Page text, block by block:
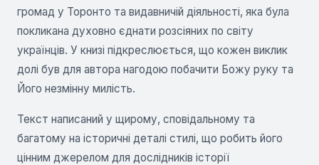
громад у Торонто та видавничій діяльності, яка була
покликана духовно єднати розсіяних по світу
українців. У книзі підкреслюється, що кожен виклик
долі був для автора нагодою побачити Божу руку та
Його незмінну милість.
Текст написаний у щирому, сповідальному та
багатому на історичні деталі стилі, що робить його
цінним джерелом для дослідників історії